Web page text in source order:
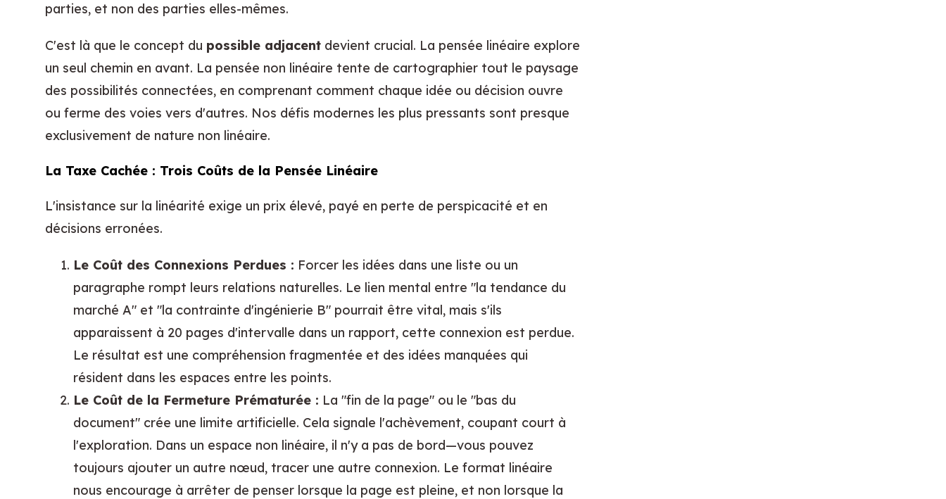
parties, et non des parties elles-mêmes.
C'est là que le concept du possible adjacent devient crucial. La pensée linéaire explore
un seul chemin en avant. La pensée non linéaire tente de cartographier tout le paysage
des possibilités connectées, en comprenant comment chaque idée ou décision ouvre
ou ferme des voies vers d'autres. Nos défis modernes les plus pressants sont presque
exclusivement de nature non linéaire.
La Taxe Cachée : Trois Coûts de la Pensée Linéaire
L'insistance sur la linéarité exige un prix élevé, payé en perte de perspicacité et en
décisions erronées.
Le Coût des Connexions Perdues : Forcer les idées dans une liste ou un
paragraphe rompt leurs relations naturelles. Le lien mental entre "la tendance du
marché A" et "la contrainte d'ingénierie B" pourrait être vital, mais s'ils
apparaissent à 20 pages d'intervalle dans un rapport, cette connexion est perdue.
Le résultat est une compréhension fragmentée et des idées manquées qui
résident dans les espaces entre les points.
Le Coût de la Fermeture Prématurée : La "fin de la page" ou le "bas du
document" crée une limite artificielle. Cela signale l'achèvement, coupant court à
l'exploration. Dans un espace non linéaire, il n'y a pas de bord—vous pouvez
toujours ajouter un autre nœud, tracer une autre connexion. Le format linéaire
nous encourage à arrêter de penser lorsque la page est pleine, et non lorsque la